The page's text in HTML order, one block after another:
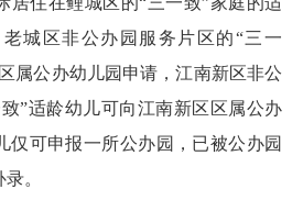
城区非公办园服务片区的“三一
属公办幼儿园申请，江南新区非公
”适龄幼儿可向江南新区区属公办
仅可申报一所公办园，已被公办园
。